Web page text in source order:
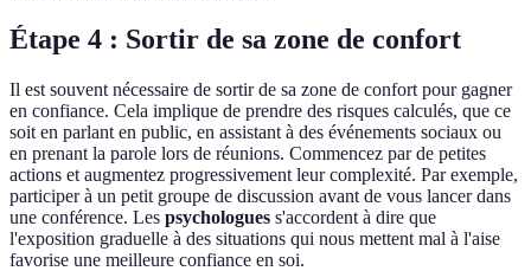
Étape 4 : Sortir de sa zone de confort
Il est souvent nécessaire de sortir de sa zone de confort pour gagner
en confiance. Cela implique de prendre des risques calculés, que ce
soit en parlant en public, en assistant à des événements sociaux ou
en prenant la parole lors de réunions. Commencez par de petites
actions et augmentez progressivement leur complexité. Par exemple,
participer à un petit groupe de discussion avant de vous lancer dans
une conférence. Les psychologues s'accordent à dire que
l'exposition graduelle à des situations qui nous mettent mal à l'aise
favorise une meilleure confiance en soi.